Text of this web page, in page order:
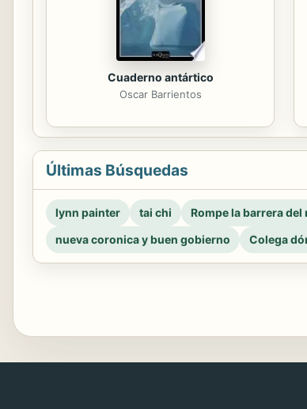
Cuaderno antártico
Oscar Barrientos
Últimas Búsquedas
lynn painter tai chi Rompe la barrera del
nueva coronica y buen gobierno
Colega